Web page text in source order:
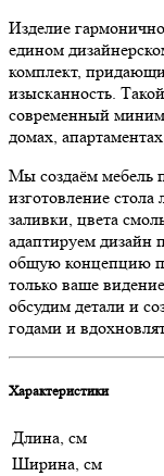
Изделие
едином
комплект,
изысканность.
современный
домах,
Мы создаём мебель
изготовление
заливки, цвета
адаптируем дизайн
общую концепцию
только ваше
обсудим детали и
годами и
Характеристики
Длина, см
Ширина, см